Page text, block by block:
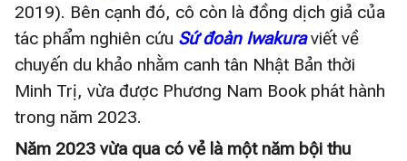
2019). Bên cạnh đó, cô còn là đồng dịch giả của
tác phẩm nghiên cứu Sứ đoàn Iwakuraviết về
chuyến du khảo nhằm canh tân Nhật Bản thời
Minh Trị, vừa được Phương Nam Book phát hành
trong năm 2023.
Năm 2023 vừa qua có vẻ là một năm bội thu